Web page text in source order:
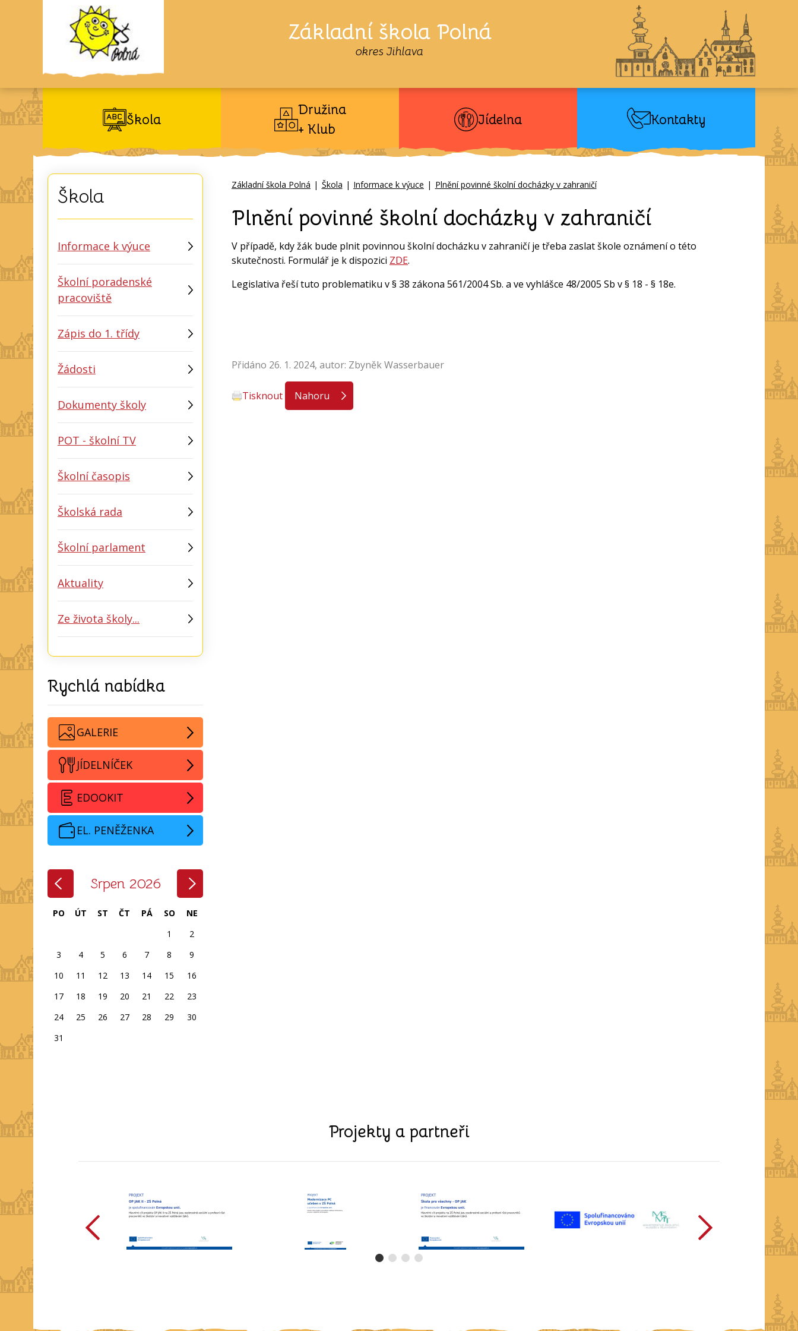
Základní škola Polná
okres Jihlava
Škola
Družina
+ Klub
Jídelna Kontakty
Základní škola Polná | Škola | Informace k výuce | Plnění povinné školní docházky v zahraničí
Plnění povinné školní docházky v zahraničí
V případě, kdy žák bude plnit povinnou školní docházku v zahraničí je třeba zaslat škole oznámení o této
skutečnosti. Formulář je k dispozici ZDE.
Legislativa řeší tuto problematiku v § 38 zákona 561/2004 Sb. a ve vyhlášce 48/2005 Sb v § 18 - § 18e.
Přidáno 26. 1. 2024, autor: Zbyněk Wasserbauer
Tisknout Nahoru
Škola
Informace k výuce
Školní poradenské
pracoviště
Zápis do 1. třídy
Žádosti
Dokumenty školy
POT - školní TV
Školní časopis
Školská rada
Školní parlament
Aktuality
Ze života školy...
Rychlá nabídka
GALERIE
JÍDELNÍČEK
EDOOKIT
EL. PENĚŽENKA
Srpen 2026
PO ÚT ST ČT PÁ SO
NE
1
2
3
4 5 6 7 8
9
10
11 12 13 14 15
16
17
18 19 20 21 22
23
24
25 26 27 28 29
30
31
Projekty a partneři
předchozí